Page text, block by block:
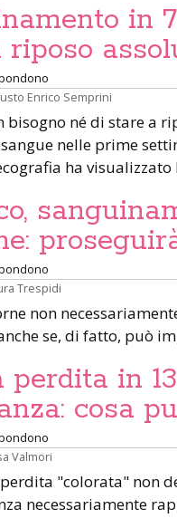
in
riposo
Enrico Semprini
bisogno né di stare a
nelle prime
ha
Trespidi
non
se, di fatto, può
perdita in
cosa
Valmori
"colorata" non
necessariamente